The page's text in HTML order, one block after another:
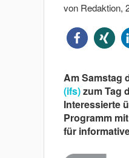
von Redaktion,
Am Samstag
(ifs)zum Tag
Interessierte
Programm
für